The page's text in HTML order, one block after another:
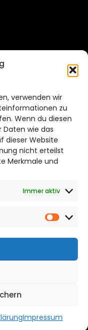
verwenden wir
zu
Wenn du diesen
wie das
dieser Website
nicht erteilst
Merkmale und
Immer aktiv
Impressum